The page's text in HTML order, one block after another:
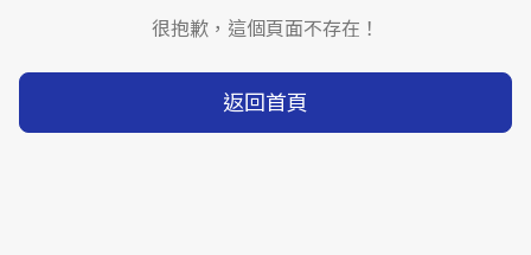
很抱歉，這個頁面不存在！
返回首頁